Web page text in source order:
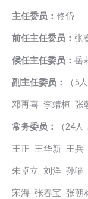
主任委员： 佟岱
前任主任委员： 张
候任主任委员： 岳
副主任委员： （5
邓再喜 李靖桓 张
常务委员： （24
王正 王华新 王
朱卓立 刘洋 孙
宋海 张春宝 张朝